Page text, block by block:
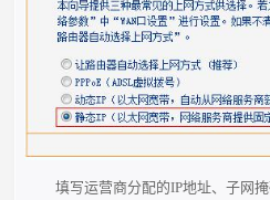
填写运营商分配的IP地址、子网